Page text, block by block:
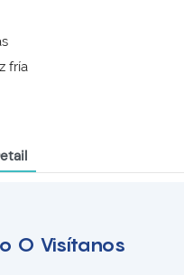
fría
O Visítanos